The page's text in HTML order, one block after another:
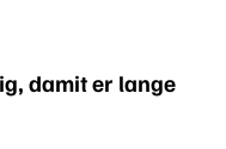
damit er lange